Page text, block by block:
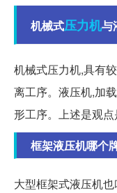
机械式压力机与
机械式压力机,具有
离工序。液压机,加
形工序。上述是观点
框架液压机哪个
大型框架式液压机